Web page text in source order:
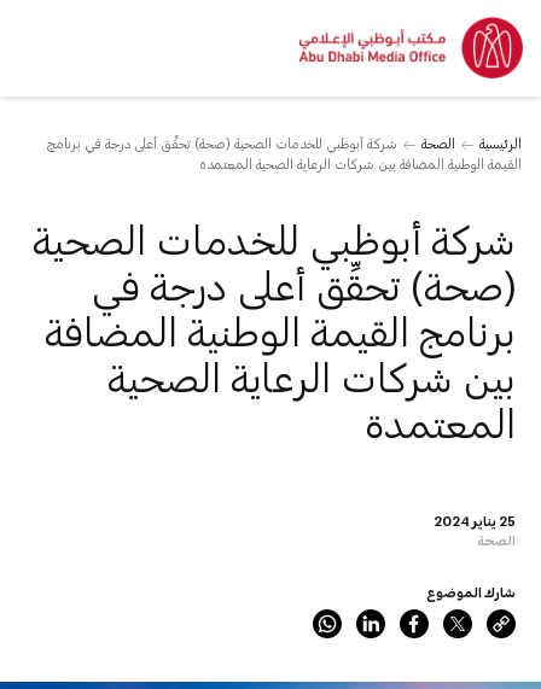
الرئيسية الصحة
شركة أبوظبي للخدمات الصحية (صحة) تحقِّق أعلى درجة في برنامج
القيمة الوطنية المضافة بين شركات الرعاية الصحية المعتمدة
25 يناير 2024
الصحة
شركة أبوظبي للخدمات الصحية
(صحة) تحقِّق أعلى درجة في
برنامج القيمة الوطنية المضافة
بين شركات الرعاية الصحية
المعتمدة
شارك الموضوع